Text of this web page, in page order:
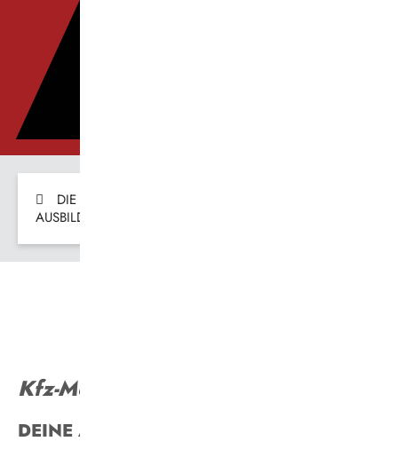
DIE VESTISCHE
AUSBILDUNG
Kfz-Mechatroniker (m/w/d)
DEINE AUFGABEN
Die Vestische
Verkehrswende